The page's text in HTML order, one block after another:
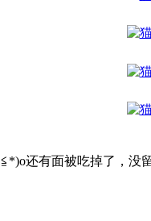
还有面被吃掉了，没